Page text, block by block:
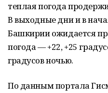
теплая погода
В выходные дни и в
Башкирии ожидается
погода — +22, +25
градусов ночью.
По данным портала